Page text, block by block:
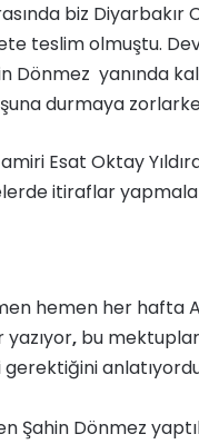
ö
n
d
e
m
biz
teslim olmuştu.
Dönmez yanında
durmaya
Esat Oktay
itiraflar
hemen her hafta
, bu
Şahin Dönmez